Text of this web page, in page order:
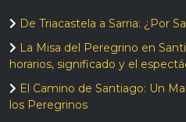
De Triacastela a Sarria: ¿Por
La Misa del Peregrino en
horarios, significado y el
El Camino de Santiago: Un
los Peregrinos